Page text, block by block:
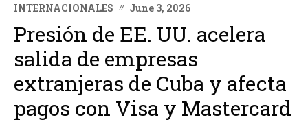
INTERNACIONALES June 3, 2026
Presión de EE. UU. acelera
salida de empresas
extranjeras de Cuba y afecta
pagos con Visa y Mastercard